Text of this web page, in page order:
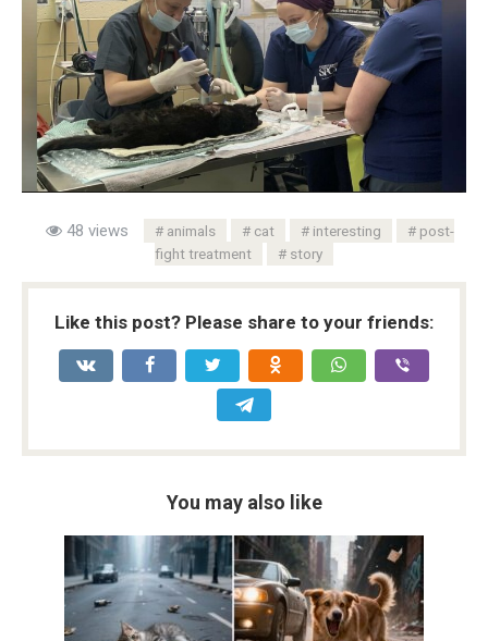
48 views animals cat interesting
post-
fight treatment
story
Like this post? Please share to your friends:
You may also like